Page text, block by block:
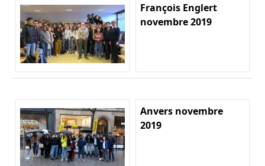
François Englert
novembre 2019
Anvers novembre
2019